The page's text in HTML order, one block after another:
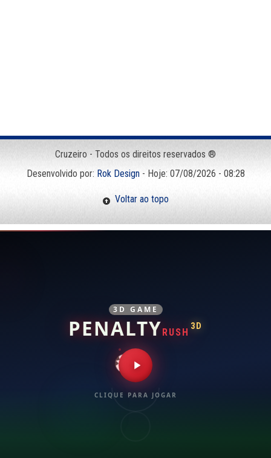
Cruzeiro - Todos os direitos reservados ®
Desenvolvido por: Rok Design- Hoje: 07/08/2026 - 08:28
Voltar ao topo
3D GAME
PENALTYRUSH
3D
CLIQUE PARA JOGAR